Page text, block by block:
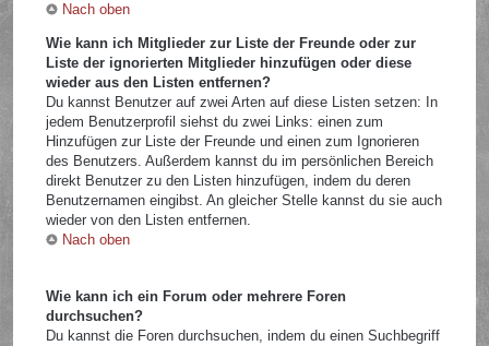
Nach oben
Wie kann ich Mitglieder zur Liste der Freunde oder zur
Liste der ignorierten Mitglieder hinzufügen oder diese
wieder aus den Listen entfernen?
Du kannst Benutzer auf zwei Arten auf diese Listen setzen: In
jedem Benutzerprofil siehst du zwei Links: einen zum
Hinzufügen zur Liste der Freunde und einen zum Ignorieren
des Benutzers. Außerdem kannst du im persönlichen Bereich
direkt Benutzer zu den Listen hinzufügen, indem du deren
Benutzernamen eingibst. An gleicher Stelle kannst du sie auch
wieder von den Listen entfernen.
Nach oben
Wie kann ich ein Forum oder mehrere Foren
durchsuchen?
Du kannst die Foren durchsuchen, indem du einen Suchbegriff